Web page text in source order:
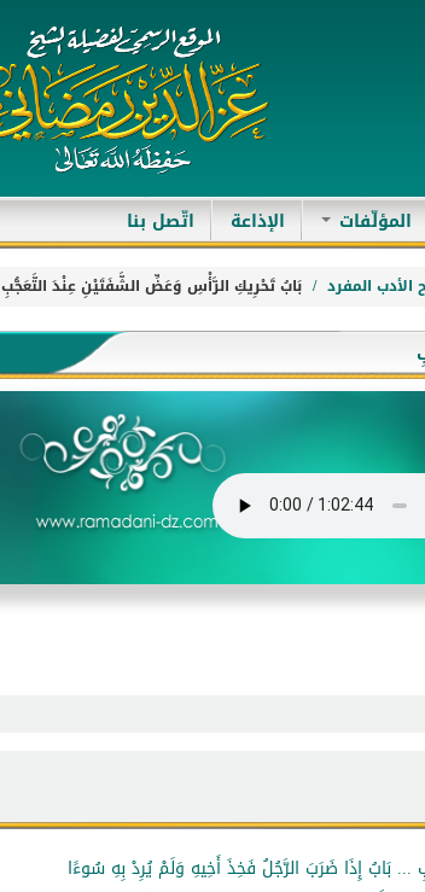
المؤلّفات الإذاعة اتّصل بنا
الأدب المفرد بَابُ تَحْرِيكِ الرَّأْسِ وَعَضِّ الشَّفَتَيْنِ عِنْدَ التَّعَجُّبِ
بَابُ إِذَا ضَرَبَ الرَّجُلُ فَخِذَ أَخِيهِ وَلَمْ يُرِدْ بِهِ سُوءًا